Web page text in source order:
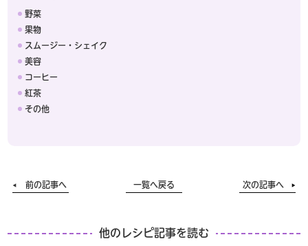
野菜
果物
スムージー・シェイク
美容
コーヒー
紅茶
その他
前の記事へ 一覧へ戻る 次の記事へ
他のレシピ記事を読む